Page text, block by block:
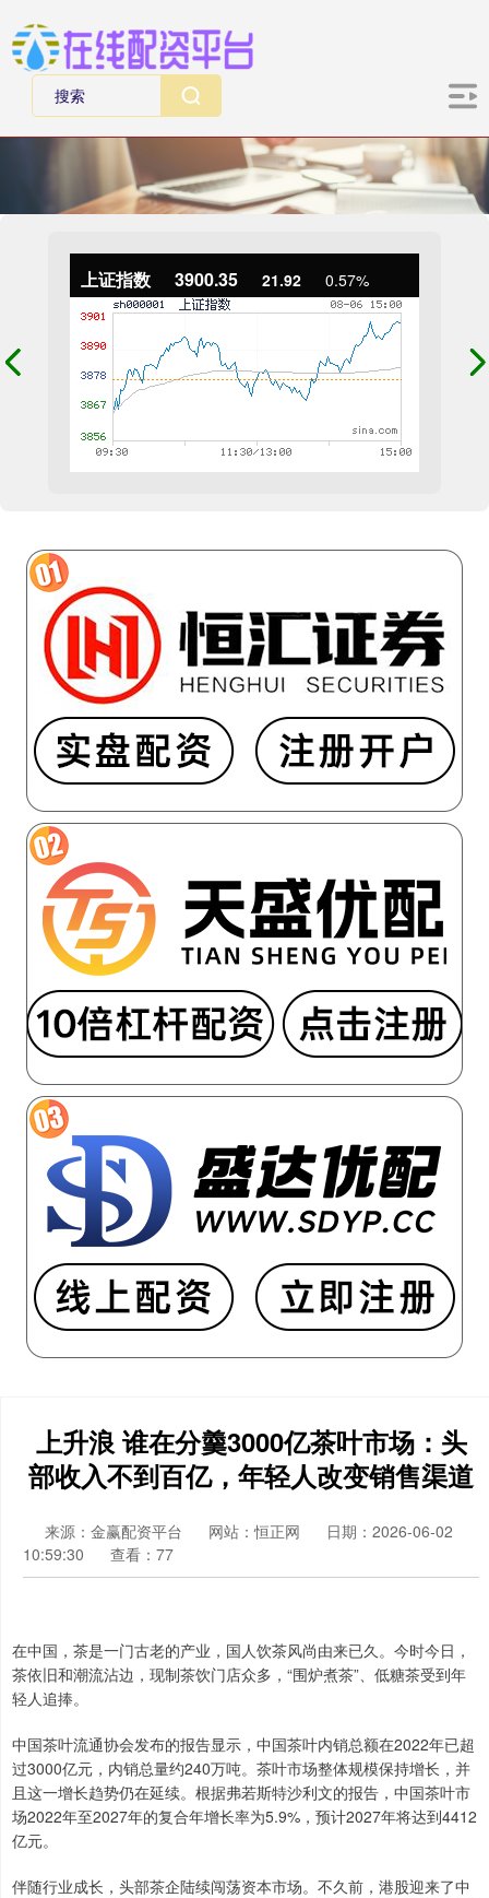
上证指数 3900.35 21.92 0.57%
上升浪 谁在分羹3000亿茶叶市场：头
部收入不到百亿，年轻人改变销售渠道
来源：金赢配资平台 网站：恒正网
日期：2026-06-02
10:59:30
查看：77
在中国，茶是一门古老的产业，国人饮茶风尚由来已久。今时今日，
茶依旧和潮流沾边，现制茶饮门店众多，“围炉煮茶”、低糖茶受到年
轻人追捧。
中国茶叶流通协会发布的报告显示，中国茶叶内销总额在2022年已超
过3000亿元，内销总量约240万吨。茶叶市场整体规模保持增长，并
且这一增长趋势仍在延续。根据弗若斯特沙利文的报告，中国茶叶市
场2022年至2027年的复合年增长率为5.9%，预计2027年将达到4412
亿元。
伴随行业成长，头部茶企陆续闯荡资本市场。不久前，港股迎来了中